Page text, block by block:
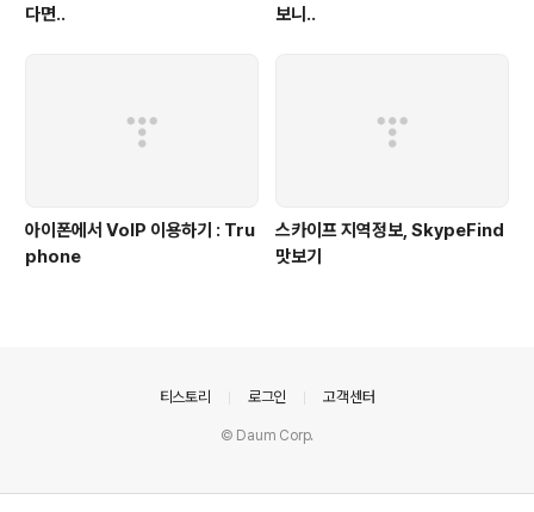
다면..
보니..
아이폰에서 VoIP 이용하기 : Tru
phone
스카이프 지역정보, SkypeFind
맛보기
티스토리 로그인 고객센터
© Daum Corp.